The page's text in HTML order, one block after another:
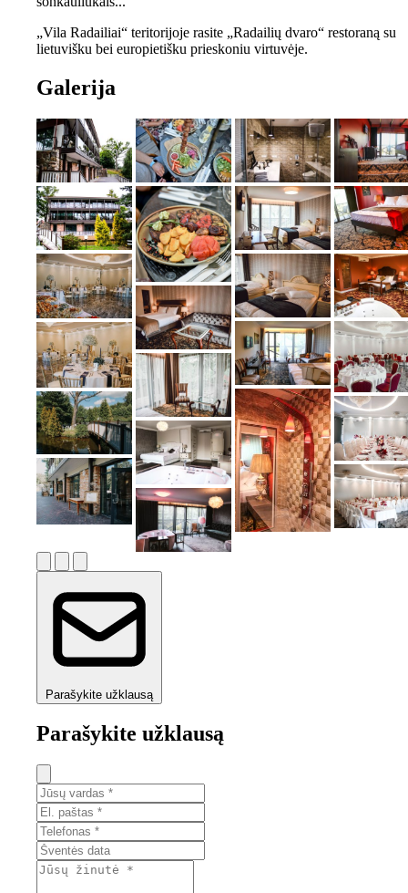
„Vila Radailiai“ teritorijoje rasite „Radailių dvaro“ restoraną su
lietuvišku bei europietišku prieskoniu virtuvėje.
Galerija
Parašykite užklausą
Parašykite užklausą